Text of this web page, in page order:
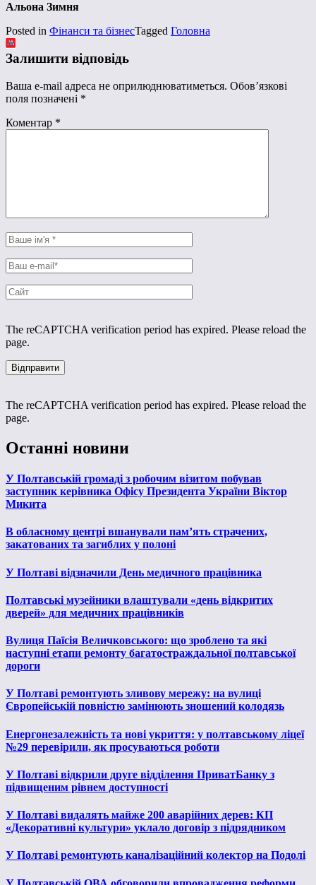
Альона Зимня
Posted in Фінанси та бізнесTagged Головна
Залишити відповідь
Ваша e-mail адреса не оприлюднюватиметься. Обов’язкові
поля позначені *
Коментар *
The reCAPTCHA verification period has expired. Please reload the
page.
The reCAPTCHA verification period has expired. Please reload the
page.
Останні новини
У Полтавській громаді з робочим візитом побував
заступник керівника Офісу Президента України Віктор
Микита
В обласному центрі вшанували пам’ять страчених,
закатованих та загиблих у полоні
У Полтаві відзначили День медичного працівника
Полтавські музейники влаштували «день відкритих
дверей» для медичних працівників
Вулиця Паїсія Величковського: що зроблено та які
наступні етапи ремонту багатостраждальної полтавської
дороги
У Полтаві ремонтують зливову мережу: на вулиці
Європейській повністю замінюють зношений колодязь
Енергонезалежність та нові укриття: у полтавському ліцеї
№29 перевірили, як просуваються роботи
У Полтаві відкрили друге відділення ПриватБанку з
підвищеним рівнем доступності
У Полтаві видалять майже 200 аварійних дерев: КП
«Декоративні культури» уклало договір з підрядником
У Полтаві ремонтують каналізаційний колектор на Подолі